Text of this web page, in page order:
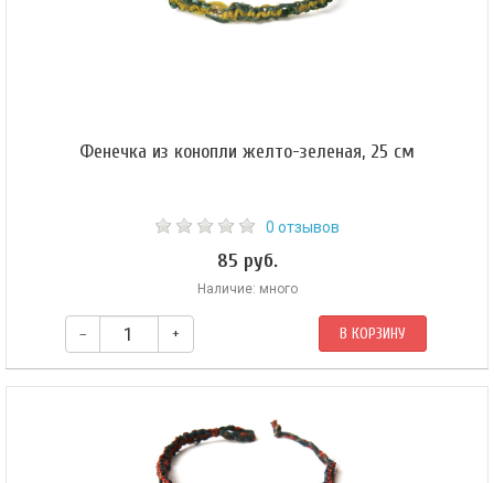
Фенечка из конопли желто-зеленая, 25 см
0 отзывов
85 руб.
Наличие: много
– + В КОРЗИНУ
Цвета бусинок могут отличаться.